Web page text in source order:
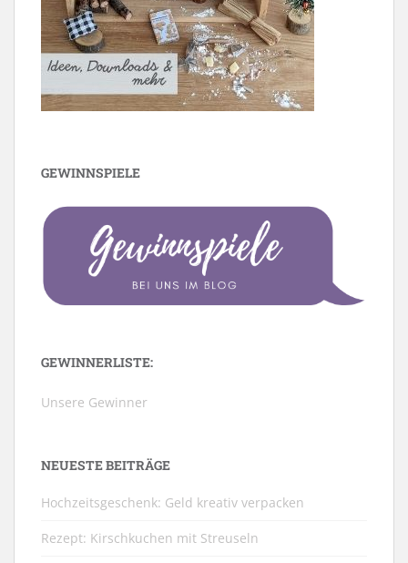
GEWINNSPIELE
GEWINNERLISTE:
Unsere Gewinner
NEUESTE BEITRÄGE
Hochzeitsgeschenk: Geld kreativ verpacken
Rezept: Kirschkuchen mit Streuseln